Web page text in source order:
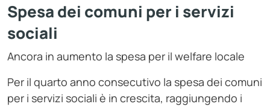
Spesa dei comuni per i servizi
sociali
Ancora in aumento la spesa per il welfare locale
Per il quarto anno consecutivo la spesa dei comuni
per i servizi sociali è in crescita, raggiungendo i